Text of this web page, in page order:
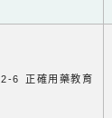
2-6 正確用藥教育